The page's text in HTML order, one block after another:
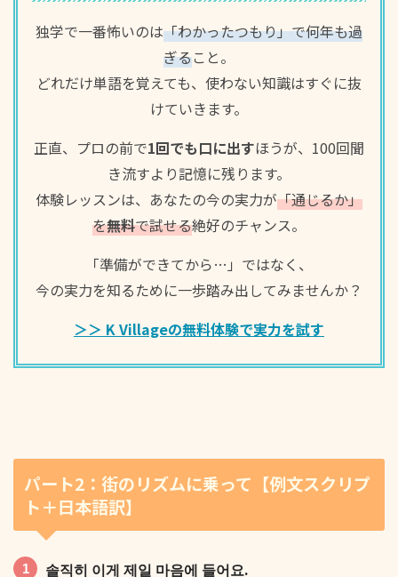
내가 얼마나 기다렸는지 알아?
마지막 희망마저 사라졌어요.
独学で一番怖いのは「わかったつもり」で何年も過
ぎること。
どれだけ単語を覚えても、使わない知識はすぐに抜
けていきます。
正直、プロの前で1回でも口に出すほうが、100回聞
き流すより記憶に残ります。
体験レッスンは、あなたの今の実力が「通じるか」
を無料で試せる絶好のチャンス。
「準備ができてから…」ではなく、
今の実力を知るために一歩踏み出してみませんか？
＞＞ K Villageの無料体験で実力を試す
パート2：街のリズムに乗って【例文スクリプ
ト＋日本語訳】
솔직히 이게 제일 마음에 들어요.